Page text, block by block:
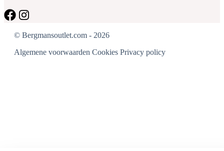
© Bergmansoutlet.com - 2026
Algemene voorwaarden Cookies Privacy policy